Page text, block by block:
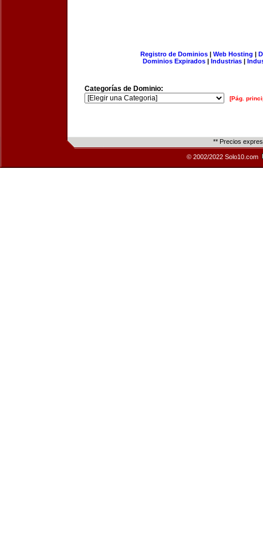
Registro de Dominios| Web Hosting |
Dominios Expirados | Industrias |
Categorías de Dominio:
[Pág.
** Precios
© 2002/2022 Solo10.com